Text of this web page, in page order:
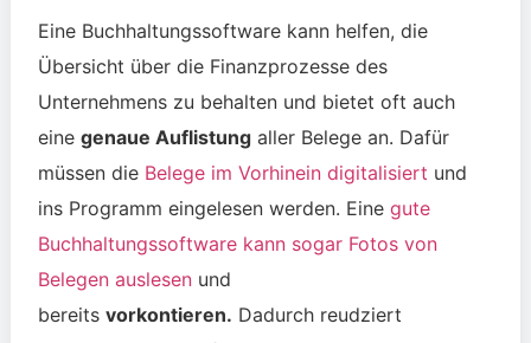
Eine Buchhaltungssoftware kann helfen, die
Übersicht über die Finanzprozesse des
Unternehmens zu behalten und bietet oft auch
eine genaue Auflistungaller Belege an. Dafür
müssen die Belege im Vorhinein digitalisiert und
ins Programm eingelesen werden. Eine gute
Buchhaltungssoftware kann sogar Fotos von
Belegen auslesenund
bereits vorkontieren. Dadurch reudziert